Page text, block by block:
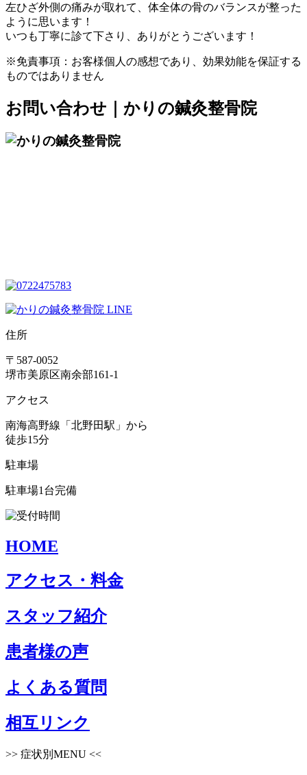
左ひざ外側の痛みが取れて、体全体の骨のバランスが整った
ように思います！
いつも丁寧に診て下さり、ありがとうございます！
※免責事項：お客様個人の感想であり、効果効能を保証する
ものではありません
お問い合わせ｜かりの鍼灸整骨院
住所
〒587-0052
堺市美原区南余部161-1
アクセス
南海高野線「北野田駅」から
徒歩15分
駐車場
駐車場1台完備
HOME
アクセス・料金
スタッフ紹介
患者様の声
よくある質問
相互リンク
>> 症状別MENU <<